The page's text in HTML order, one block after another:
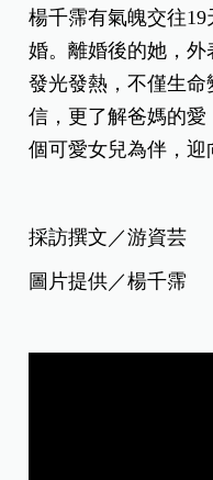
楊千霈有氣魄交往
婚。離婚後的她，
發光發熱，不僅生命
信，更了解爸媽的
個可愛女兒為伴，迎
採訪撰文／游資芸
圖片提供／楊千霈